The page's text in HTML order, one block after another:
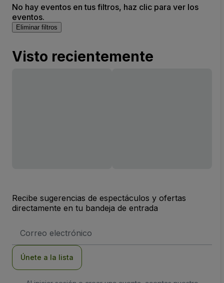
No hay eventos en tus filtros, haz clic para ver los
eventos.
Eliminar filtros
Visto recientemente
Recibe sugerencias de espectáculos y ofertas
directamente en tu bandeja de entrada
de
Únete a la lista